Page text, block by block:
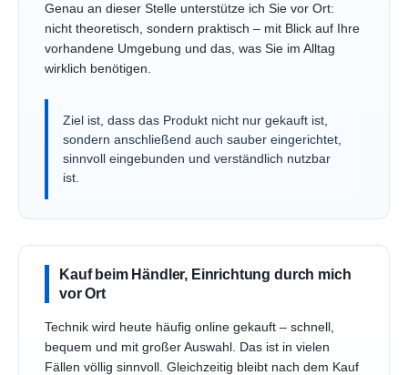
Genau an dieser Stelle unterstütze ich Sie vor Ort:
nicht theoretisch, sondern praktisch – mit Blick auf Ihre
vorhandene Umgebung und das, was Sie im Alltag
wirklich benötigen.
Ziel ist, dass das Produkt nicht nur gekauft ist,
sondern anschließend auch sauber eingerichtet,
sinnvoll eingebunden und verständlich nutzbar
ist.
Kauf beim Händler, Einrichtung durch mich
vor Ort
Technik wird heute häufig online gekauft – schnell,
bequem und mit großer Auswahl. Das ist in vielen
Fällen völlig sinnvoll. Gleichzeitig bleibt nach dem Kauf